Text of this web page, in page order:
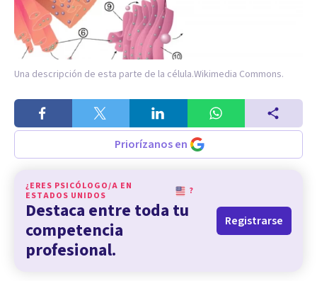
Una descripción de esta parte de la célula.Wikimedia Commons.
Priorízanos en
¿ERES PSICÓLOGO/A EN
ESTADOS UNIDOS
?
Destaca entre toda tu
competencia
profesional.
Registrarse